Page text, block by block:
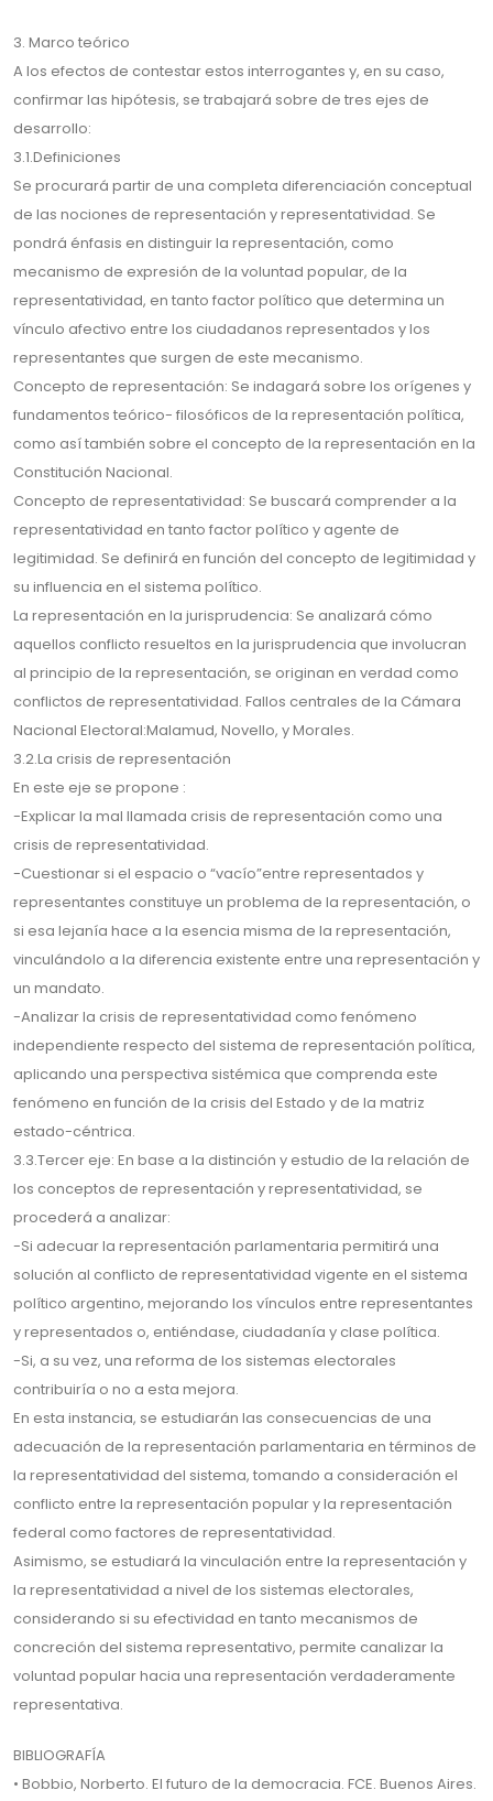
3. Marco teórico
A los efectos de contestar estos interrogantes y, en su caso,
confirmar las hipótesis, se trabajará sobre de tres ejes de
desarrollo:
3.1.Definiciones
Se procurará partir de una completa diferenciación conceptual
de las nociones de representación y representatividad. Se
pondrá énfasis en distinguir la representación, como
mecanismo de expresión de la voluntad popular, de la
representatividad, en tanto factor político que determina un
vínculo afectivo entre los ciudadanos representados y los
representantes que surgen de este mecanismo.
Concepto de representación: Se indagará sobre los orígenes y
fundamentos teórico- filosóficos de la representación política,
como así también sobre el concepto de la representación en la
Constitución Nacional.
Concepto de representatividad: Se buscará comprender a la
representatividad en tanto factor político y agente de
legitimidad. Se definirá en función del concepto de legitimidad y
su influencia en el sistema político.
La representación en la jurisprudencia: Se analizará cómo
aquellos conflicto resueltos en la jurisprudencia que involucran
al principio de la representación, se originan en verdad como
conflictos de representatividad. Fallos centrales de la Cámara
Nacional Electoral:Malamud, Novello, y Morales.
3.2.La crisis de representación
En este eje se propone :
-Explicar la mal llamada crisis de representación como una
crisis de representatividad.
-Cuestionar si el espacio o “vacío”entre representados y
representantes constituye un problema de la representación, o
si esa lejanía hace a la esencia misma de la representación,
vinculándolo a la diferencia existente entre una representación y
un mandato.
-Analizar la crisis de representatividad como fenómeno
independiente respecto del sistema de representación política,
aplicando una perspectiva sistémica que comprenda este
fenómeno en función de la crisis del Estado y de la matriz
estado-céntrica.
3.3.Tercer eje: En base a la distinción y estudio de la relación de
los conceptos de representación y representatividad, se
procederá a analizar:
-Si adecuar la representación parlamentaria permitirá una
solución al conflicto de representatividad vigente en el sistema
político argentino, mejorando los vínculos entre representantes
y representados o, entiéndase, ciudadanía y clase política.
-Si, a su vez, una reforma de los sistemas electorales
contribuiría o no a esta mejora.
En esta instancia, se estudiarán las consecuencias de una
adecuación de la representación parlamentaria en términos de
la representatividad del sistema, tomando a consideración el
conflicto entre la representación popular y la representación
federal como factores de representatividad.
Asimismo, se estudiará la vinculación entre la representación y
la representatividad a nivel de los sistemas electorales,
considerando si su efectividad en tanto mecanismos de
concreción del sistema representativo, permite canalizar la
voluntad popular hacia una representación verdaderamente
representativa.
BIBLIOGRAFÍA
• Bobbio, Norberto. El futuro de la democracia. FCE. Buenos Aires.